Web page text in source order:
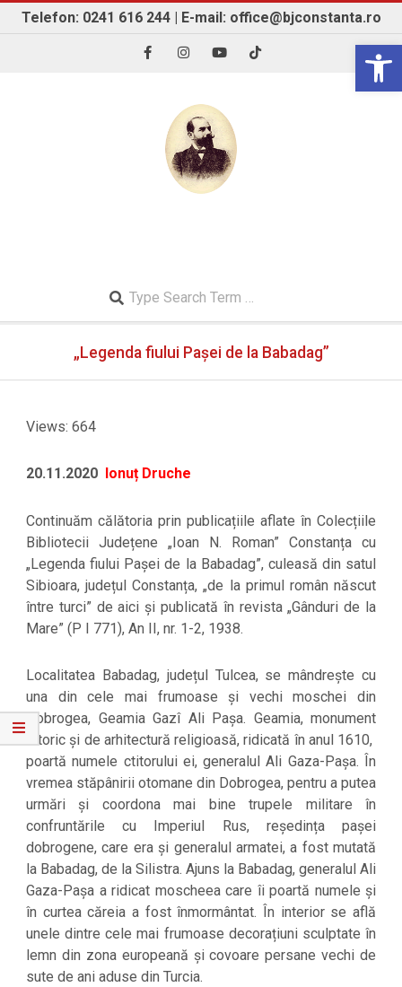
SkipTelefon: 0241 616 244 | E-mail: office@bjconstanta.ro
Search
„Legenda fiului Pașei de la Babadag”
Views: 664
20.11.2020 Ionuț Druche
Continuăm călătoria prin publicațiile aflate în Colecțiile
Bibliotecii Județene „Ioan N. Roman” Constanța cu
„Legenda fiului Pașei de la Babadag”, culeasă din satul
Sibioara, județul Constanța, „de la primul român născut
între turci” de aici și publicată în revista „Gânduri de la
Mare” (P I 771), An II, nr. 1-2, 1938.
Localitatea Babadag, județul Tulcea, se mândrește cu
una din cele mai frumoase și vechi moschei din
Dobrogea, Geamia Gazî Ali Pașa. Geamia, monument
istoric și de arhitectură religioasă, ridicată în anul 1610,
poartă numele ctitorului ei, generalul Ali Gaza-Pașa. În
vremea stăpânirii otomane din Dobrogea, pentru a putea
urmări și coordona mai bine trupele militare în
confruntările cu Imperiul Rus, reședința pașei
dobrogene, care era și generalul armatei, a fost mutată
la Babadag, de la Silistra. Ajuns la Babadag, generalul Ali
Gaza-Pașa a ridicat moscheea care îi poartă numele și
în curtea căreia a fost înmormântat. În interior se află
unele dintre cele mai frumoase decorațiuni sculptate în
lemn din zona europeană și covoare persane vechi de
sute de ani aduse din Turcia.